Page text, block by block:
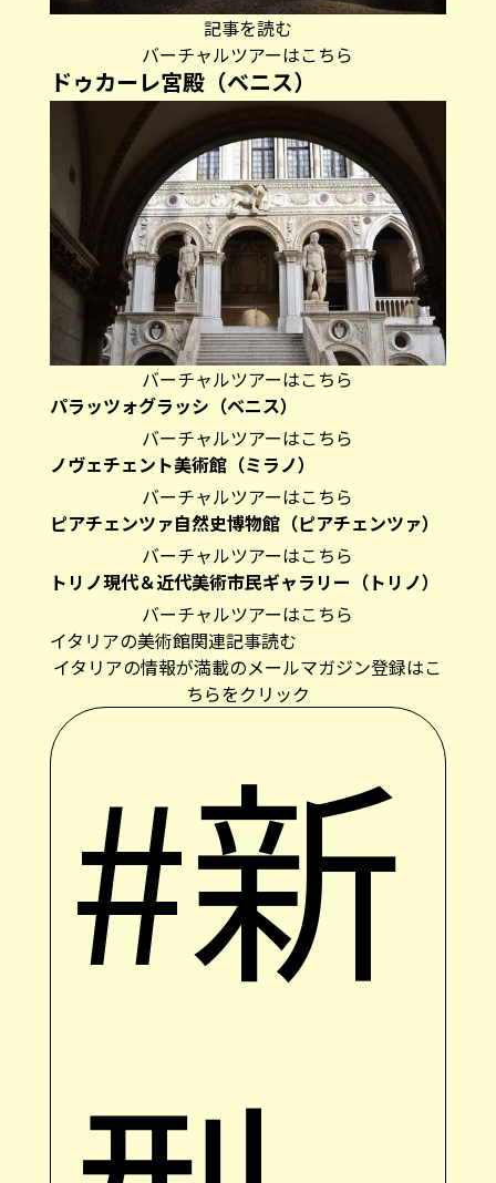
記事を読む
バーチャルツアーはこちら
ドゥカーレ宮殿（ベニス）
バーチャルツアーはこちら
パラッツォグラッシ（ベニス）
バーチャルツアーはこちら
ノヴェチェント美術館（ミラノ）
バーチャルツアーはこちら
ピアチェンツァ自然史博物館（ピアチェンツァ）
バーチャルツアーはこちら
トリノ現代＆近代美術市民ギャラリー（トリノ）
バーチャルツアーはこちら
イタリアの美術館関連記事読む
イタリアの情報が満載のメールマガジン登録はこ
ちらをクリック
#新